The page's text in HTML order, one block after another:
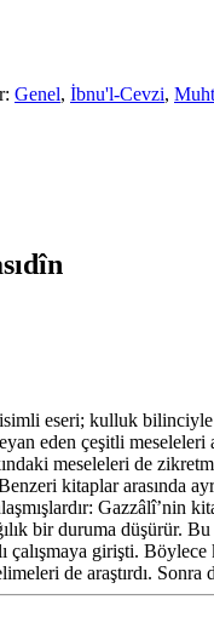
Genel, İbnu'l-Cevzi,
eseri; kulluk
eden çeşitli meseleleri
meseleleri de
kitaplar arasında
Gazzâlî’nin
bir duruma düşürür.
girişti.
de araştırdı.